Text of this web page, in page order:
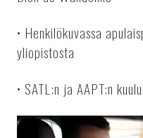
• Henkilökuvassa
yliopistosta
• SATL:n ja AAPT:n